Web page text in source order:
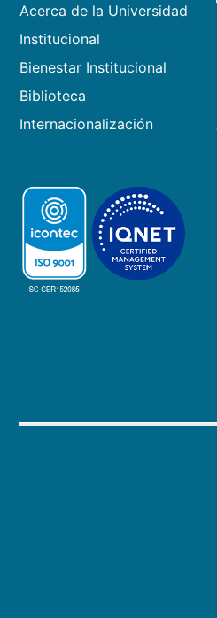
Acerca de la Universidad
Institucional
Bienestar Institucional
Biblioteca
Internacionalización